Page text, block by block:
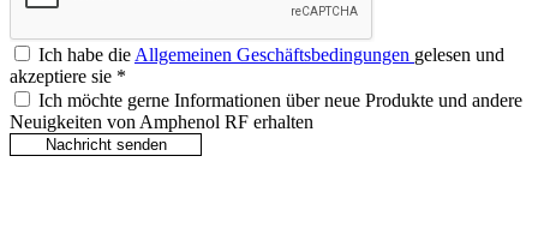
Ich habe dieAllgemeinen Geschäftsbedingungen gelesen und
akzeptiere sie *
Ich möchte gerne Informationen über neue Produkte und andere
Neuigkeiten von Amphenol RF erhalten